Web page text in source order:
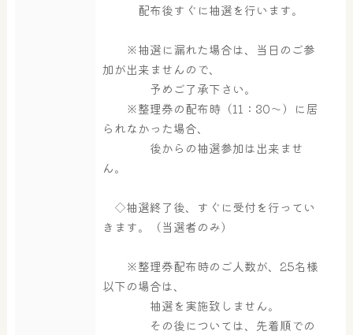
サウナ・岩盤浴
屋内レジャープール
奈良わんぱくランド
配布後すぐに抽選を行います。
※抽選に漏れた場合は、当日のご参
加が出来ませんので、
予めご了承下さい。
※整理券の配布時（11：30～）に居
られなかった場合、
後からの抽選参加は出来ませ
ん。
◇抽選終了後、すぐに受付を行ってい
きます。（当選者のみ）
※整理券配布時のご人数が、25名様
以下の場合は、
抽選を実施致しません。
その後については、先着順での